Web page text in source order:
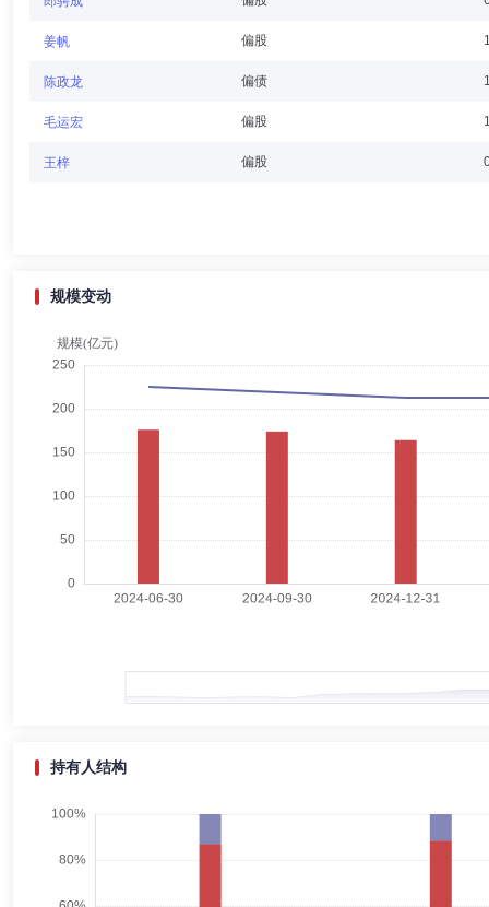
张刚先生：内蒙古大学民商法学硕士研究生。曾任内蒙古大学教师、
余关健 学历：硕士
郑宇光先生：中国国籍，上海交通大学工商管理专业硕士，具有基金从
资经理，中信保诚基金管理有限公司固收总监助理、投资经理，长江证
监、基金经理。2024年8月加入富荣基金，现任总经理助理、富荣富
日起任职)。
师、投资分析副经理；2013年7月至2014年5月，担任慧富恒泰（北京
邱张斌先生：硕士研究生学历。历任深圳中天会计师事务所审计员，
理有限公司副总经理兼监察稽核与风险管理部总监，前海联合基金管
姜帆 偏股
陈政龙 偏债
毛运宏 偏股
王梓 偏股
规模变动
持有人结构